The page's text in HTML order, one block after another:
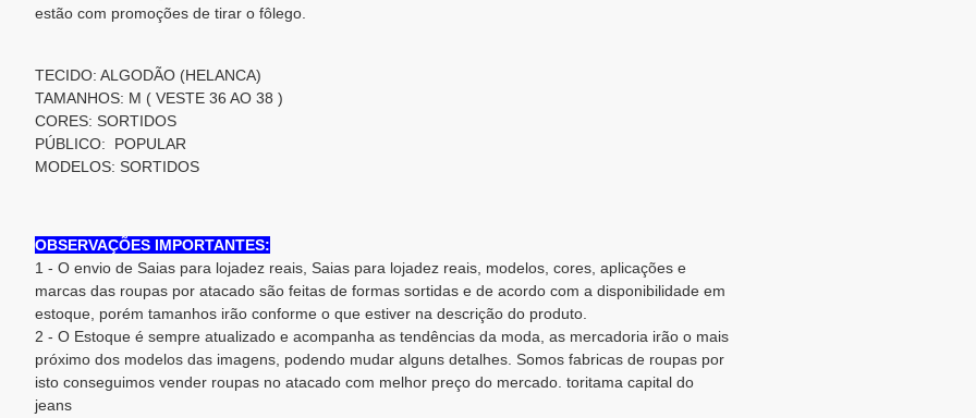
estão com promoções de tirar o fôlego.
TECIDO: ALGODÃO (HELANCA)
TAMANHOS: M ( VESTE 36 AO 38 )
CORES: SORTIDOS
PÚBLICO: POPULAR
MODELOS: SORTIDOS
OBSERVAÇÕES IMPORTANTES:
1 - O envio de Saias para lojadez reais, Saias para lojadez reais, modelos, cores, aplicações e
marcas das roupas por atacado são feitas de formas sortidas e de acordo com a disponibilidade em
estoque, porém tamanhos irão conforme o que estiver na descrição do produto.
2 - O Estoque é sempre atualizado e acompanha as tendências da moda, as mercadoria irão o mais
próximo dos modelos das imagens, podendo mudar alguns detalhes. Somos fabricas de roupas por
isto conseguimos vender roupas no atacado com melhor preço do mercado. toritama capital do
jeans